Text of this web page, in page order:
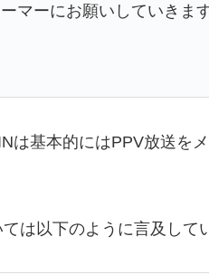
マーにお願いしていきます
は基本的にはPPV放送を
は以下のように言及して